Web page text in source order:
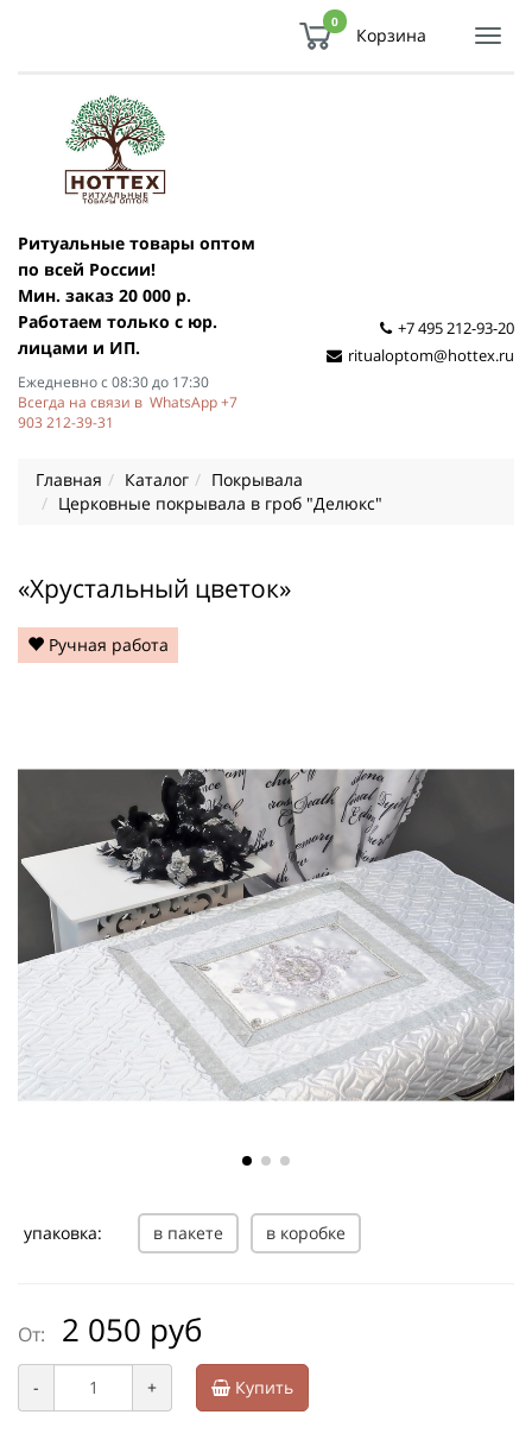
0
Корзина
Ритуальные товары оптом
по всей России!
Мин. заказ 20 000 р.
Работаем только с юр.
лицами и ИП.
Ежедневно с 08:30 до 17:30
Всегда на связи в WhatsApp +7
903 212-39-31
+7 495 212-93-20
ritualoptom@hottex.ru
Главная Каталог
Покрывала
Церковные покрывала в гроб "Делюкс"
«Хрустальный цветок»
Ручная работа
упаковка: в пакете в коробке
От: 2 050 руб
- + Купить